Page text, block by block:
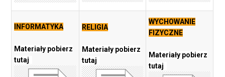
INFORMATYKA
Materiały pobierz
tutaj
RELIGIA
Materiały pobierz
tutaj
WYCHOWANIE
FIZYCZNE
Materiały pobierz
tutaj